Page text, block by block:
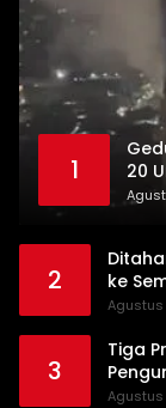
1
20
2
ke
Agustus
3
Tiga
Agustus